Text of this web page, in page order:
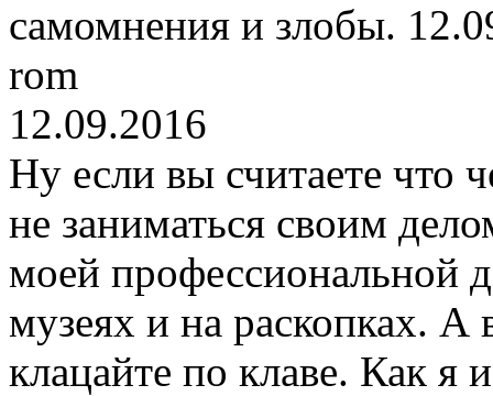
самомнения и злобы.
rom
12.09.2016
Ну если вы считаете что
не заниматься своим
моей профессиональной
музеях и на раскопках.
клацайте по клаве. Как я